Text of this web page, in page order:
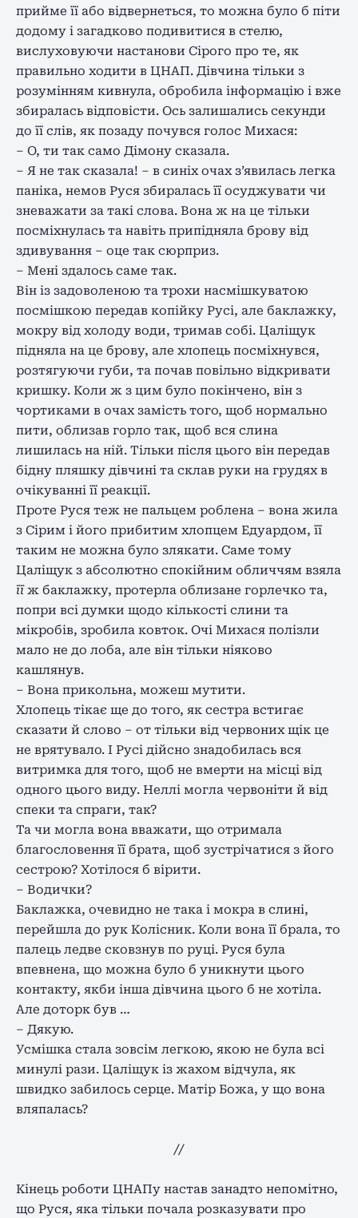
прийме її або відвернеться, то можна було б піти
додому і загадково подивитися в стелю,
вислуховуючи настанови Сірого про те, як
правильно ходити в ЦНАП. Дівчина тільки з
розумінням кивнула, обробила інформацію і вже
збиралась відповісти. Ось залишались секунди
до її слів, як позаду почувся голос Михася:
– О, ти так само Дімону сказала.
– Я не так сказала! – в синіх очах з’явилась легка
паніка, немов Руся збиралась її осуджувати чи
зневажати за такі слова. Вона ж на це тільки
посміхнулась та навіть припідняла брову від
здивування – оце так сюрприз.
– Мені здалось саме так.
Він із задоволеною та трохи насмішкуватою
посмішкою передав копійку Русі, але баклажку,
мокру від холоду води, тримав собі. Цаліщук
підняла на це брову, але хлопець посміхнувся,
розтягуючи губи, та почав повільно відкривати
кришку. Коли ж з цим було покінчено, він з
чортиками в очах замість того, щоб нормально
пити, облизав горло так, щоб вся слина
лишилась на ній. Тільки після цього він передав
бідну пляшку дівчині та склав руки на грудях в
очікуванні її реакції.
Проте Руся теж не пальцем роблена – вона жила
з Сірим і його прибитим хлопцем Едуардом, її
таким не можна було злякати. Саме тому
Цаліщук з абсолютно спокійним обличчям взяла
їїж баклажку, протерла облизане горлечко та,
попри всі думки щодо кількості слини та
мікробів, зробила ковток. Очі Михася полізли
мало не до лоба, але він тільки ніяково
кашлянув.
– Вона прикольна, можеш мутити.
Хлопець тікає ще до того, як сестра встигає
сказати й слово – от тільки від червоних щік це
не врятувало. І Русі дійсно знадобилась вся
витримка для того, щоб не вмерти на місці від
одного цього виду. Неллі могла червоніти й від
спеки та спраги, так?
Та чи могла вона вважати, що отримала
благословення її брата, щоб зустрічатися з його
сестрою? Хотілося б вірити.
– Водички?
Баклажка, очевидно не така і мокра в слині,
перейшла до рук Колісник. Коли вона її брала, то
палець ледве сковзнув по руці. Руся була
впевнена, що можна було б уникнути цього
контакту, якби інша дівчина цього б не хотіла.
Але доторк був …
– Дякую.
Усмішка стала зовсім легкою, якою не була всі
минулі рази. Цаліщук із жахом відчула, як
швидко забилось серце. Матір Божа, у що вона
вляпалась?
//
Кінець роботи ЦНАПу настав занадто непомітно,
що Руся, яка тільки почала розказувати про